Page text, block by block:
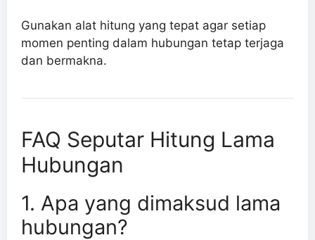
Gunakan alat hitung yang tepat agar setiap
momen penting dalam hubungan tetap terjaga
dan bermakna.
FAQ Seputar Hitung Lama
Hubungan
1. Apa yang dimaksud lama
hubungan?